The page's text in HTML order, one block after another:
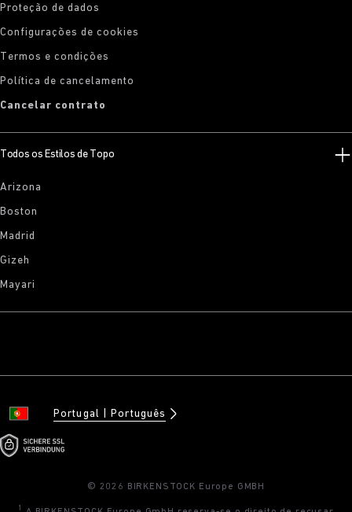
Proteção de dados
Configurações de cookies
Termos e condições
Política de cancelamento
Cancelar contrato
Todos os Estilos de Topo
Arizona
Boston
Madrid
Gizeh
Mayari
Portugal Português
© 2026 BIRKENSTOCK Europe GMBH
1